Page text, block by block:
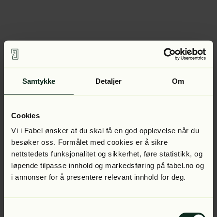
Samtykke Detaljer Om
Cookies
Vi i Fabel ønsker at du skal få en god opplevelse når du
besøker oss. Formålet med cookies er å sikre
nettstedets funksjonalitet og sikkerhet, føre statistikk, og
løpende tilpasse innhold og markedsføring på fabel.no og
i annonser for å presentere relevant innhold for deg.